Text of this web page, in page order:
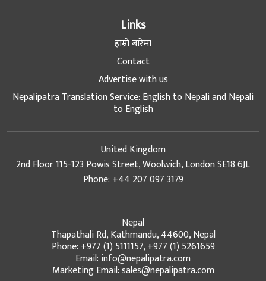
Links
हाम्रो बारेमा
Contact
Advertise with us
Nepalipatra Translation Service: English to Nepali and Nepali
to English
United Kingdom
2nd Floor 115-123 Powis Street, Woolwich, London SE18 6JL
Phone: +44 207 097 3179
Nepal
Thapathali Rd, Kathmandu, 44600, Nepal
Phone: +977 (1) 5111157, +977 (1) 5261659
Email: info@nepalipatra.com
Marketing Email: sales@nepalipatra.com